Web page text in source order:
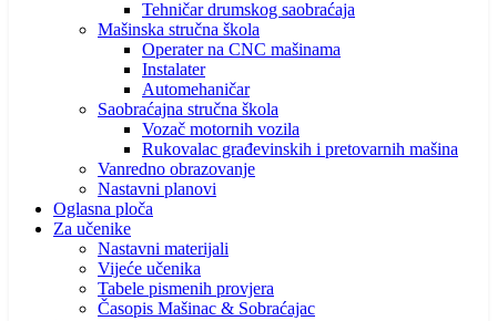
Tehničar drumskog saobraćaja
Mašinska stručna škola
Operater na CNC mašinama
Instalater
Automehaničar
Saobraćajna stručna škola
Vozač motornih vozila
Rukovalac građevinskih i pretovarnih mašina
Vanredno obrazovanje
Nastavni planovi
Oglasna ploča
Za učenike
Nastavni materijali
Vijeće učenika
Tabele pismenih provjera
Časopis Mašinac & Sobraćajac